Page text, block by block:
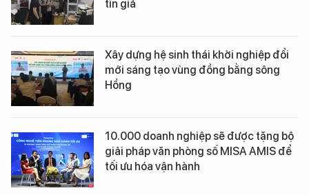
tin giả
Xây dựng hệ sinh thái khởi nghiệp đổi
mới sáng tạo vùng đồng bằng sông
Hồng
10.000 doanh nghiệp sẽ được tặng bộ
giải pháp văn phòng số MISA AMIS để
tối ưu hóa vận hành